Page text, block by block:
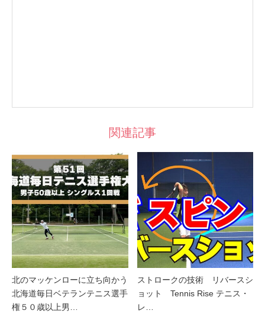
関連記事
北のマッケンローに立ち向かう
北海道毎日ベテランテニス選手
権５０歳以上男…
ストロークの技術 リバースシ
ョット Tennis Rise テニス・
レ…